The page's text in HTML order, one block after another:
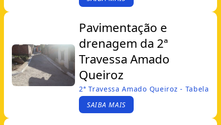
Pavimentação e
drenagem da 2ª
Travessa Amado
Queiroz
2ª Travessa Amado Queiroz - Tabela
SAIBA MAIS